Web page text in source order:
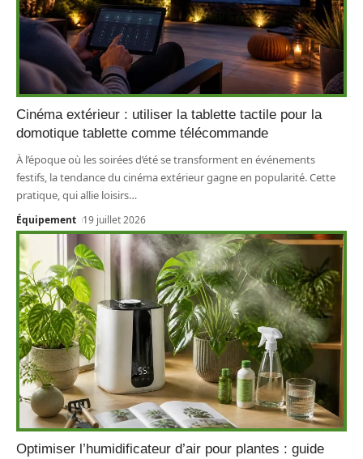
Cinéma extérieur : utiliser la tablette tactile pour la
domotique tablette comme télécommande
À l’époque où les soirées d’été se transforment en événements
festifs, la tendance du cinéma extérieur gagne en popularité. Cette
pratique, qui allie loisirs…
Équipement 19 juillet 2026
Optimiser l’humidificateur d’air pour plantes : guide